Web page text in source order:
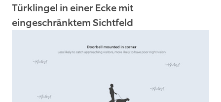
Türklingel in einer Ecke mit
eingeschränktem Sichtfeld